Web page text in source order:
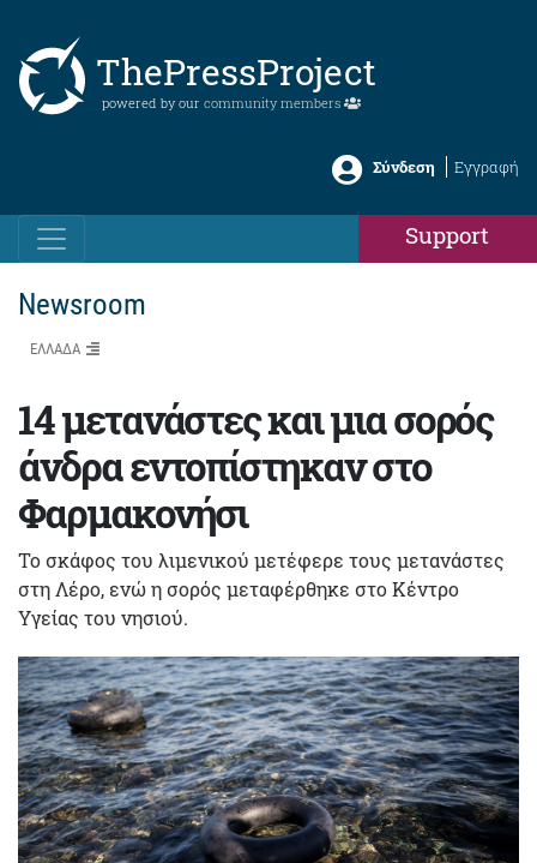
ThePressProject
powered by our community members
Σύνδεση Εγγραφή
Support
Newsroom
ΕΛΛΑΔΑ
14 μετανάστες και μια σορός
άνδρα εντοπίστηκαν στο
Φαρμακονήσι
Το σκάφος του λιμενικού μετέφερε τους μετανάστες
στη Λέρο, ενώ η σορός μεταφέρθηκε στο Κέντρο
Υγείας του νησιού.